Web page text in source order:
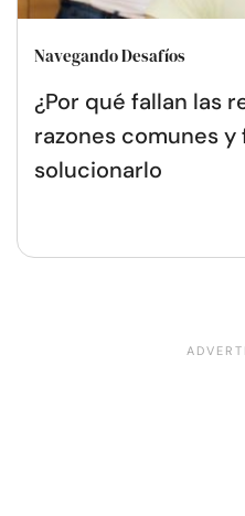
Navegando Desafíos
¿Por qué fallan las
razones comunes y
solucionarlo